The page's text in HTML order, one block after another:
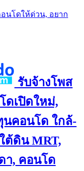
นโดให้ด่วน, อยาก
รับจ้างโพส
ดเปิดใหม่,
คอนโด ใกล้-
ต้ดิน MRT,
า, คอนโด